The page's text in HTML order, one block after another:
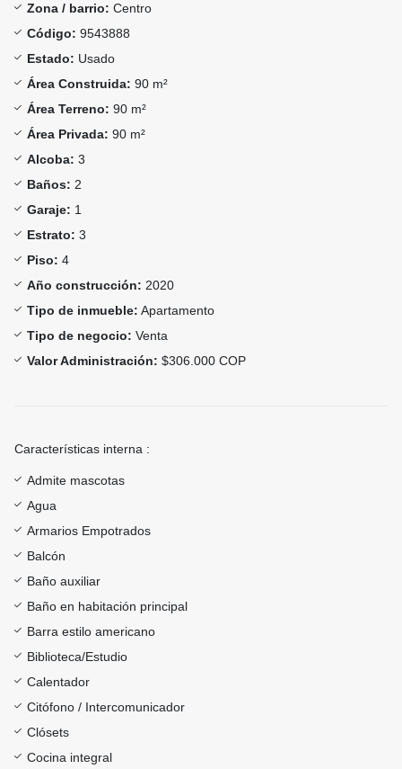
Zona / barrio: Centro
Código: 9543888
Estado: Usado
Área Construida: 90 m²
Área Terreno: 90 m²
Área Privada: 90 m²
Alcoba: 3
Baños: 2
Garaje: 1
Estrato: 3
Piso: 4
Año construcción: 2020
Tipo de inmueble: Apartamento
Tipo de negocio: Venta
Valor Administración: $306.000 COP
Características interna :
Admite mascotas
Agua
Armarios Empotrados
Balcón
Baño auxiliar
Baño en habitación principal
Barra estilo americano
Biblioteca/Estudio
Calentador
Citófono / Intercomunicador
Clósets
Cocina integral